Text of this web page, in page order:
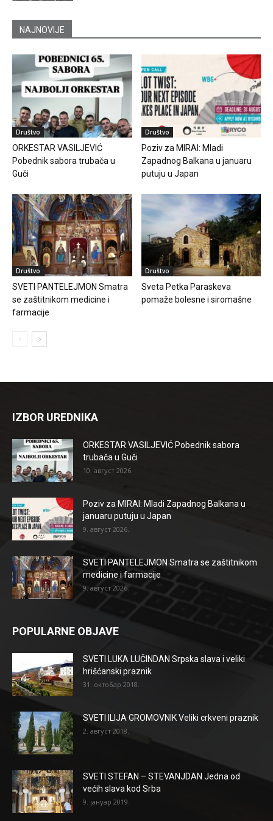
NAJNOVIJE
Društvo
ORKESTAR VASILJEVIĆ
Pobednik sabora trubača u
Guči
Društvo
Poziv za MIRAI: Mladi
Zapadnog Balkana u januaru
putuju u Japan
Društvo
SVETI PANTELEJMON Smatra
se zaštitnikom medicine i
farmacije
Društvo
Sveta Petka Paraskeva
pomaže bolesne i siromašne
IZBOR UREDNIKA
ORKESTAR VASILJEVIĆ Pobednik sabora
trubača u Guči
10. август 2026.
Poziv za MIRAI: Mladi Zapadnog Balkana u
januaru putuju u Japan
9. август 2026.
SVETI PANTELEJMON Smatra se zaštitnikom
medicine i farmacije
9. август 2026.
POPULARNE OBJAVE
SVETI LUKA LUČINDAN Srpska slava i veliki
hrišćanski praznik
31. октобар 2018.
SVETI ILIJA GROMOVNIK Veliki crkveni praznik
2. август 2018.
SVETI STEFAN – STEVANJDAN Jedna od
većih slava kod Srba
9. јануар 2019.